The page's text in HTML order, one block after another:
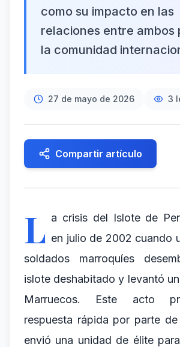
como su impacto en las
relaciones entre ambos
la comunidad
27 de mayo de 2026 3
Compartir artículo
L a crisis del Islote de
en julio de 2002 cuando
soldados marroquíes
islote deshabitado y levantó
Marruecos. Este acto
respuesta rápida por parte
envió una unidad de élite